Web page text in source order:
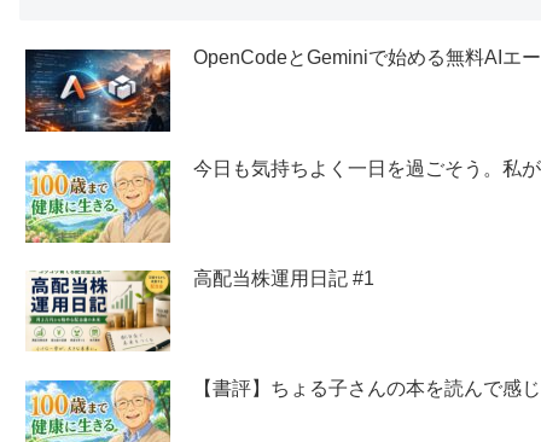
OpenCodeとGeminiで始める無料AIエ
今日も気持ちよく一日を過ごそう。私
高配当株運用日記 #1
【書評】ちょる子さんの本を読んで感